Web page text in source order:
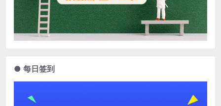
● 每日签到